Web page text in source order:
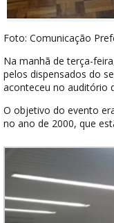
Foto: Comunicação
Na manhã de terça-
pelos dispensados do
aconteceu no auditório
O objetivo do evento
no ano de 2000, que